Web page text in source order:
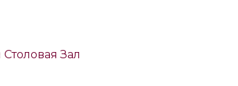
Столовая Зал